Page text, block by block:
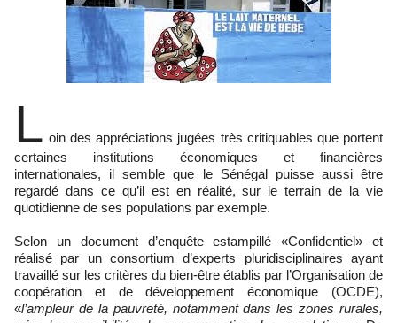
L oin des appréciations jugées très critiquables que portent
certaines institutions économiques et financières
internationales, il semble que le Sénégal puisse aussi être
regardé dans ce qu’il est en réalité, sur le terrain de la vie
quotidienne de ses populations par exemple.
Selon un document d’enquête estampillé «Confidentiel» et
réalisé par un consortium d’experts pluridisciplinaires ayant
travaillé sur les critères du bien-être établis par l’Organisation de
coopération et de développement économique (OCDE),
«l’ampleur de la pauvreté, notamment dans les zones rurales,